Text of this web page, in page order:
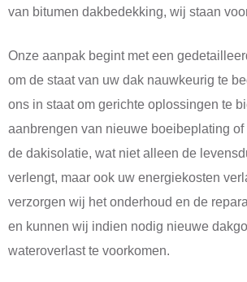
van bitumen dakbedekking, wij staan
Onze aanpak begint met een
om de staat van uw dak nauwkeurig te
ons in staat om gerichte oplossingen te
aanbrengen van nieuwe boeibeplating of
de dakisolatie, wat niet alleen de
verlengt, maar ook uw energiekosten
verzorgen wij het onderhoud en de
en kunnen wij indien nodig nieuwe
wateroverlast te voorkomen.